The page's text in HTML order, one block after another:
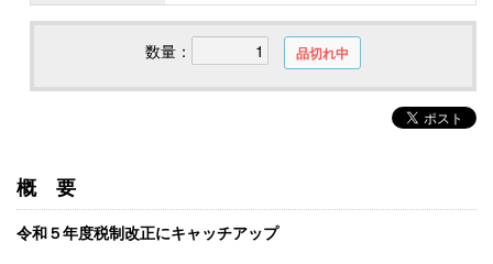
数量： 品切れ中
概要
令和５年度税制改正にキャッチアップ